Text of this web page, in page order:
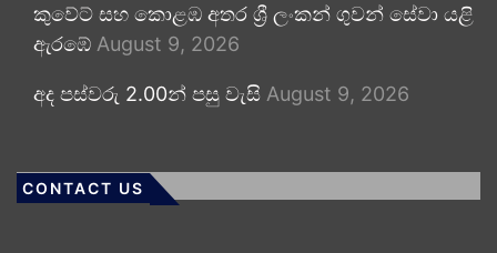
කුවේට් සහ කොළඹ අතර ශ්‍රී ලංකන් ගුවන් සේවා යළි
ඇරඹේ August 9, 2026
අද පස්වරු 2.00න් පසු වැසි August 9, 2026
CONTACT US